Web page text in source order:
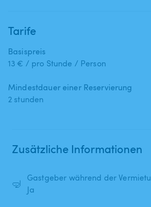
Tarife
Basispreis
13 € / pro Stunde / Person
Mindestdauer einer Reservierung
2 stunden
Zusätzliche Informationen
🤿
Gastgeber während der
Ja